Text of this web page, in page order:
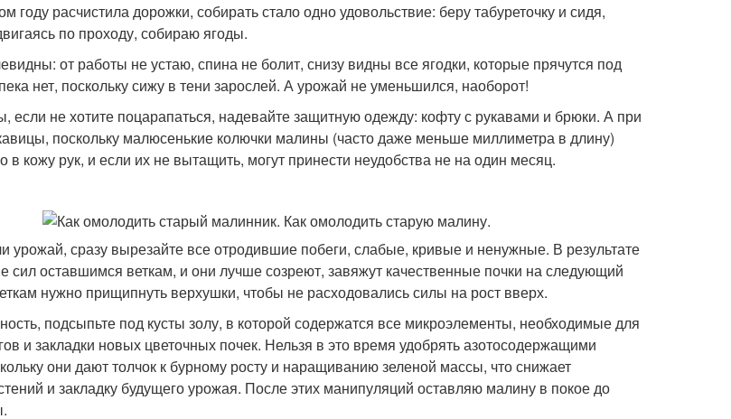
году расчистила дорожки, собирать стало одно удовольствие: беру табуреточку и сидя,
по проходу, собираю ягоды.
от работы не устаю, спина не болит, снизу видны все ягодки, которые прячутся под
нет, поскольку сижу в тени зарослей. А урожай не уменьшился, наоборот!
если не хотите поцарапаться, надевайте защитную одежду: кофту с рукавами и брюки. А при
поскольку малюсенькие колючки малины (часто даже меньше миллиметра в длину)
в кожу рук, и если их не вытащить, могут принести неудобства не на один месяц.
урожай, сразу вырезайте все отродившие побеги, слабые, кривые и ненужные. В результате
сил оставшимся веткам, и они лучше созреют, завяжут качественные почки на следующий
нужно прищипнуть верхушки, чтобы не расходовались силы на рост вверх.
подсыпьте под кусты золу, в которой содержатся все микроэлементы, необходимые для
и закладки новых цветочных почек. Нельзя в это время удобрять азотосодержащими
они дают толчок к бурному росту и наращиванию зеленой массы, что снижает
и закладку будущего урожая. После этих манипуляций оставляю малину в покое до